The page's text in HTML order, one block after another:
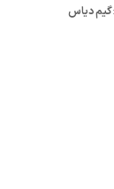
گیم دیاس